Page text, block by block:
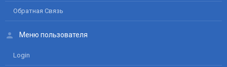
Обратная Связь
Меню пользователя
Login